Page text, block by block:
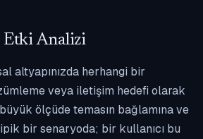
Etki Analizi
altyapınızda herhangi bir
veya iletişim hedefi olarak
ölçüde temasın bağlamına ve
bir senaryoda; bir kullanıcı bu